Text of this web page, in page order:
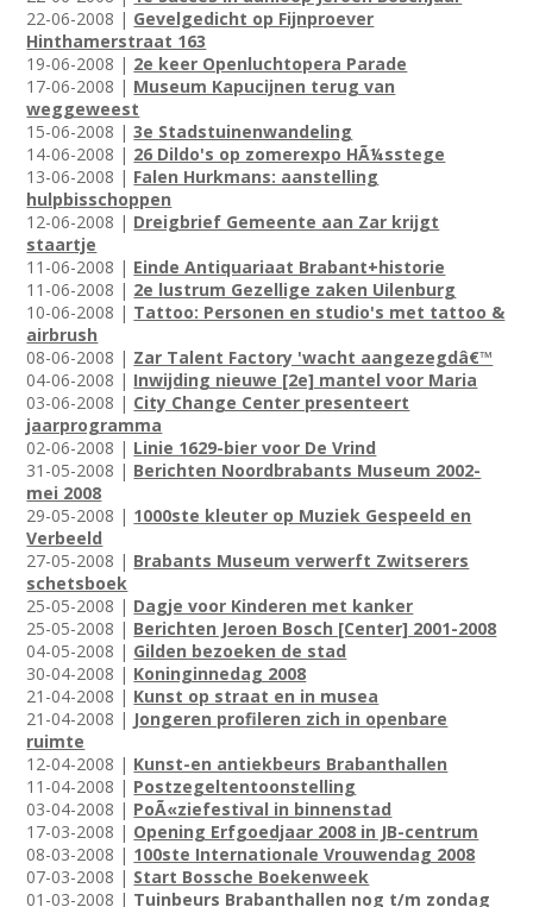
22-06-2008 | Gevelgedicht op Fijnproever
Hinthamerstraat 163
19-06-2008 | 2e keer Openluchtopera Parade
17-06-2008 | Museum Kapucijnen terug van
weggeweest
15-06-2008 |3e Stadstuinenwandeling
14-06-2008 | 26 Dildo's op zomerexpo HÃ¼sstege
13-06-2008 | Falen Hurkmans: aanstelling
hulpbisschoppen
12-06-2008 | Dreigbrief Gemeente aan Zar krijgt
staartje
11-06-2008 | Einde Antiquariaat Brabant+historie
11-06-2008 | 2e lustrum Gezellige zaken Uilenburg
10-06-2008 | Tattoo: Personen en studio's met tattoo &
airbrush
08-06-2008 | Zar Talent Factory 'wacht aangezegdâ€™
04-06-2008 | Inwijding nieuwe [2e] mantel voor Maria
03-06-2008 | City Change Center presenteert
jaarprogramma
02-06-2008 | Linie 1629-bier voor De Vrind
31-05-2008 | Berichten Noordbrabants Museum 2002-
mei 2008
29-05-2008 | 1000ste kleuter op Muziek Gespeeld en
Verbeeld
27-05-2008 | Brabants Museum verwerft Zwitserers
schetsboek
25-05-2008 | Dagje voor Kinderen met kanker
25-05-2008 | Berichten Jeroen Bosch [Center] 2001-2008
04-05-2008 | Gilden bezoeken de stad
30-04-2008 | Koninginnedag 2008
21-04-2008 | Kunst op straat en in musea
21-04-2008 | Jongeren profileren zich in openbare
ruimte
12-04-2008 | Kunst-en antiekbeurs Brabanthallen
11-04-2008 | Postzegeltentoonstelling
03-04-2008 | PoÃ«ziefestival in binnenstad
17-03-2008 | Opening Erfgoedjaar 2008 in JB-centrum
08-03-2008 | 100ste Internationale Vrouwendag 2008
07-03-2008 | Start Bossche Boekenweek
01-03-2008 | Tuinbeurs Brabanthallen nog t/m zondag